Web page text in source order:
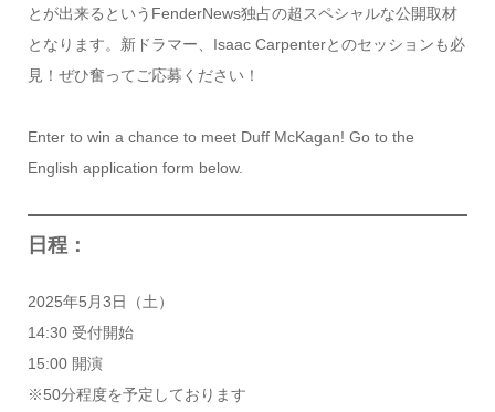
とが出来るというFenderNews独占の超スペシャルな公開取材
となります。新ドラマー、Isaac Carpenterとのセッションも必
見！ぜひ奮ってご応募ください！
Enter to win a chance to meet Duff McKagan! Go to the
English application form below.
日程：
2025年5月3日（土）
14:30 受付開始
15:00 開演
※50分程度を予定しております